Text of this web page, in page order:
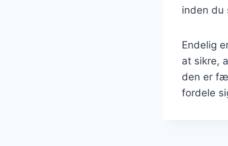
inden du
Endelig
at sikre,
den er
fordele